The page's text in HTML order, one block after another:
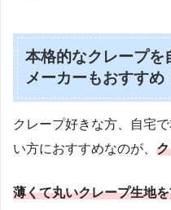
本格的なクレープを
メーカーもおすすめ
クレープ好きな方、自宅
い方におすすめなのが、
薄くて丸いクレープ生地